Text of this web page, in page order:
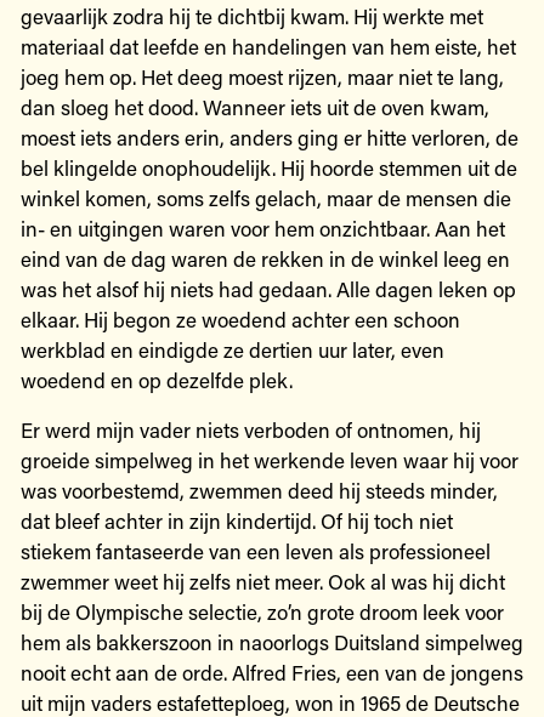
gevaarlijk zodra hij te dichtbij kwam. Hij werkte met
materiaal dat leefde en handelingen van hem eiste, het
joeg hem op. Het deeg moest rijzen, maar niet te lang,
dan sloeg het dood. Wanneer iets uit de oven kwam,
moest iets anders erin, anders ging er hitte verloren, de
bel klingelde onophoudelijk. Hij hoorde stemmen uit de
winkel komen, soms zelfs gelach, maar de mensen die
in- en uitgingen waren voor hem onzichtbaar. Aan het
eind van de dag waren de rekken in de winkel leeg en
was het alsof hij niets had gedaan. Alle dagen leken op
elkaar. Hij begon ze woedend achter een schoon
werkblad en eindigde ze dertien uur later, even
woedend en op dezelfde plek.
Er werd mijn vader niets verboden of ontnomen, hij
groeide simpelweg in het werkende leven waar hij voor
was voorbestemd, zwemmen deed hij steeds minder,
dat bleef achter in zijn kindertijd. Of hij toch niet
stiekem fantaseerde van een leven als professioneel
zwemmer weet hij zelfs niet meer. Ook al was hij dicht
bij de Olympische selectie, zo’n grote droom leek voor
hem als bakkerszoon in naoorlogs Duitsland simpelweg
nooit echt aan de orde. Alfred Fries, een van de jongens
uit mijn vaders estafetteploeg, won in 1965 de Deutsche